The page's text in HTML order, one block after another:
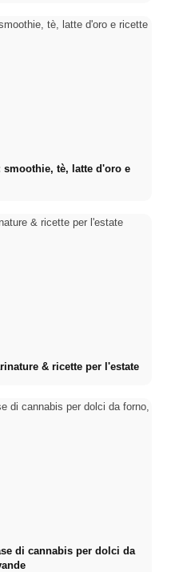
smoothie, tè, latte d'oro e
& ricette per l'estate
di cannabis per dolci da